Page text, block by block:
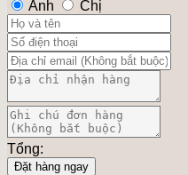
Anh
Chị
Tổng:
Đặt hàng ngay